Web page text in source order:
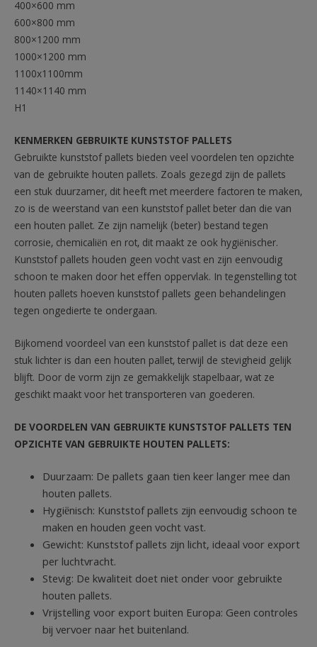
400×600 mm
600×800 mm
800×1200 mm
1000×1200 mm
1100x1100mm
1140×1140 mm
H1
KENMERKEN GEBRUIKTE KUNSTSTOF PALLETS
Gebruikte kunststof pallets bieden veel voordelen ten opzichte
van de gebruikte houten pallets. Zoals gezegd zijn de pallets
een stuk duurzamer, dit heeft met meerdere factoren te maken,
zo is de weerstand van een kunststof pallet beter dan die van
een houten pallet. Ze zijn namelijk (beter) bestand tegen
corrosie, chemicaliën en rot, dit maakt ze ook hygiënischer.
Kunststof pallets houden geen vocht vast en zijn eenvoudig
schoon te maken door het effen oppervlak. In tegenstelling tot
houten pallets hoeven kunststof pallets geen behandelingen
tegen ongedierte te ondergaan.
Bijkomend voordeel van een kunststof pallet is dat deze een
stuk lichter is dan een houten pallet, terwijl de stevigheid gelijk
blijft. Door de vorm zijn ze gemakkelijk stapelbaar, wat ze
geschikt maakt voor het transporteren van goederen.
DE VOORDELEN VAN GEBRUIKTE KUNSTSTOF PALLETS TEN
OPZICHTE VAN GEBRUIKTE HOUTEN PALLETS:
Duurzaam: De pallets gaan tien keer langer mee dan
houten pallets.
Hygiënisch: Kunststof pallets zijn eenvoudig schoon te
maken en houden geen vocht vast.
Gewicht: Kunststof pallets zijn licht, ideaal voor export
per luchtvracht.
Stevig: De kwaliteit doet niet onder voor gebruikte
houten pallets.
Vrijstelling voor export buiten Europa: Geen controles
bij vervoer naar het buitenland.